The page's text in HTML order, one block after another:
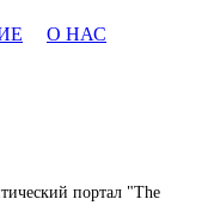
О НАС
портал "The